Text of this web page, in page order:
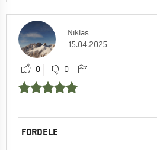
Niklas
15.04.2025
0 0
FORDELE